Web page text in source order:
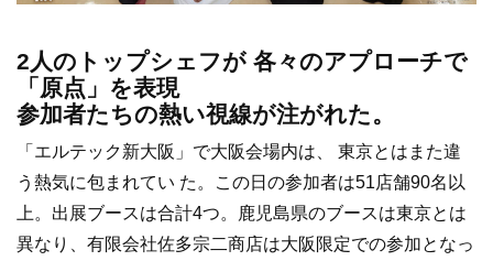
2人のトップシェフが 各々のアプローチで
「原点」を表現
参加者たちの熱い視線が注がれた。
「エルテック新大阪」で大阪会場内は、 東京とはまた違
う熱気に包まれてい た。この日の参加者は51店舗90名以
上。出展ブースは合計4つ。鹿児島県のブースは東京とは
異なり、有限会社佐多宗二商店は大阪限定での参加となっ